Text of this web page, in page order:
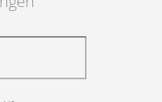
op.
worden
van de